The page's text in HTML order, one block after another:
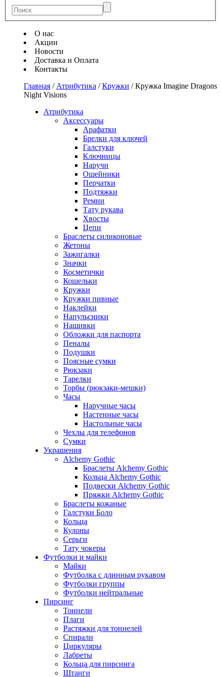
О нас
Акции
Новости
Доставка и Оплата
Контакты
Главная / Атрибутика /Кружки /Кружка Imagine Dragons
Night Visions
Атрибутика
Аксессуары
Арафатки
Брелки для ключей
Галстуки
Ключницы
Наручи
Ошейники
Перчатки
Подтяжки
Ремни
Тату рукава
Хвосты
Цепи
Браслеты силиконовые
Жетоны
Зажигалки
Значки
Косметички
Кошельки
Кружки
Кружки пивные
Наклейки
Напульсники
Нашивки
Обложки для паспорта
Пеналы
Подушки
Поясные сумки
Рюкзаки
Тарелки
Торбы (рюкзаки-мешки)
Часы
Наручные часы
Настенные часы
Настольные часы
Чехлы для телефонов
Сумки
Украшения
Alchemy Gothic
Браслеты Alchemy Gothic
Кольца Alchemy Gothic
Подвески Alchemy Gothic
Пряжки Alchemy Gothic
Браслеты кожаные
Галстуки Боло
Кольца
Кулоны
Серьги
Тату чокеры
Футболки и майки
Майки
Футболка с длинным рукавом
Футболки группы
Футболки нейтральные
Пирсинг
Тоннели
Плаги
Растяжки для тоннелей
Спирали
Циркуляры
Лабреты
Кольца для пирсинга
Штанги